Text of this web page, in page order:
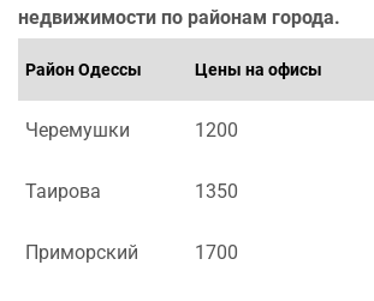
недвижимости по районам города.
Район Одессы Цены на офисы
Черемушки 1200
Таирова 1350
Приморский 1700